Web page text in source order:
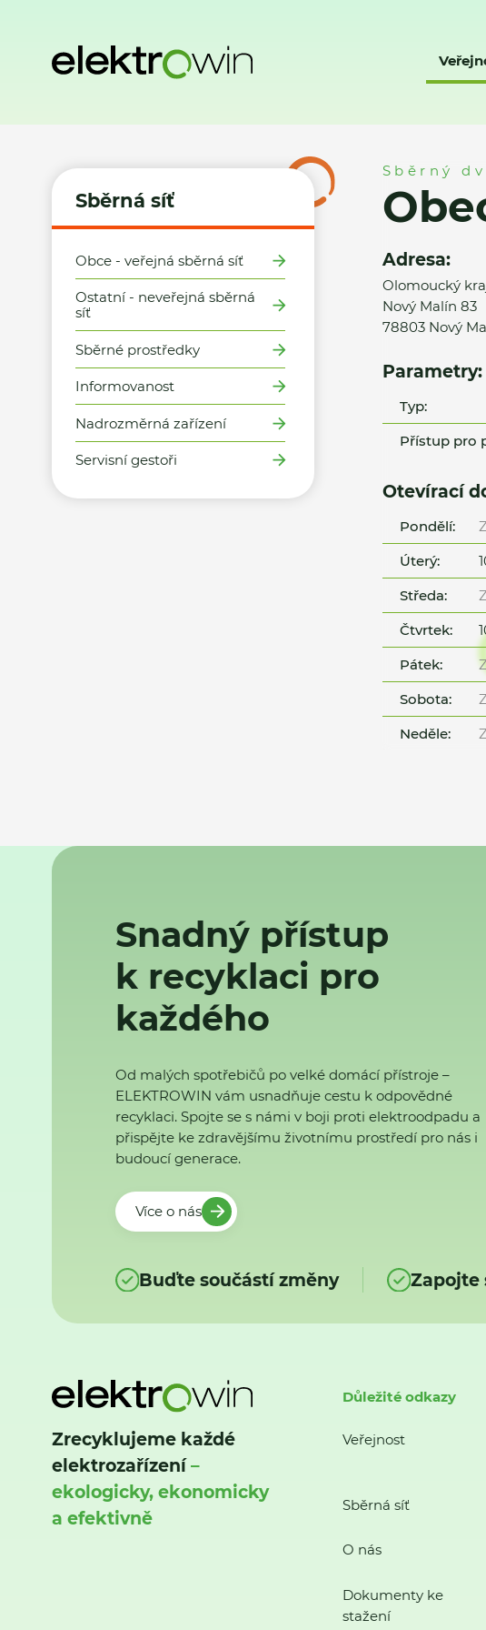
Sběrná síť
Obce - veřejná sběrná síť
Ostatní - neveřejná sběrná
síť
Sběrné prostředky
Informovanost
Nadrozměrná zařízení
Servisní gestoři
Sběrný
Adresa:
Olomoucký
Nový Malín 83
78803 Nový
Parametry:
Typ:
Přístup pro
Otevírací
Pondělí:
Úterý:
Středa:
Čtvrtek:
Pátek:
Sobota:
Neděle:
Snadný přístup
k recyklaci pro
každého
Od malých spotřebičů po velké domácí přístroje –
ELEKTROWIN vám usnadňuje cestu k odpovědné
recyklaci. Spojte se s námi v boji proti elektroodpadu a
přispějte ke zdravějšímu životnímu prostředí pro nás i
budoucí generace.
Více o nás
Buďte součástí změny Zapojte
Zrecyklujeme každé
elektrozařízení–
ekologicky, ekonomicky
a efektivně
Důležité odkazy
Veřejnost
Sběrná síť
O nás
Dokumenty ke
stažení